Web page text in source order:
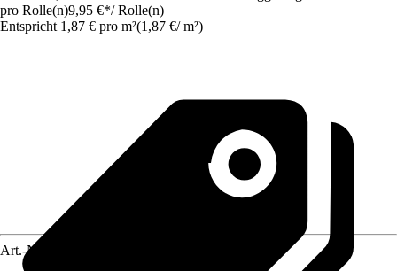
pro Rolle(n)9,95 €*/ Rolle(n)
Entspricht 1,87 € pro m²(1,87 €/ m²)
Art.-Nr.